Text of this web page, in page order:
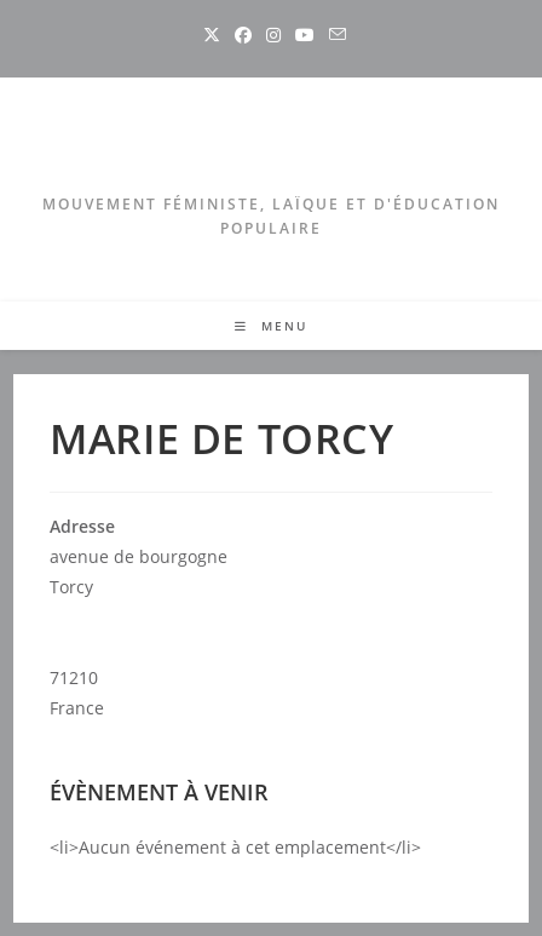
content
MOUVEMENT FÉMINISTE, LAÏQUE ET D'ÉDUCATION
POPULAIRE
MENU
MARIE DE TORCY
Adresse
avenue de bourgogne
Torcy
71210
France
ÉVÈNEMENT À VENIR
<li>Aucun événement à cet emplacement</li>